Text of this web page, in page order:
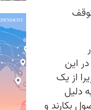
این
از یک
دلیل
بکارند و